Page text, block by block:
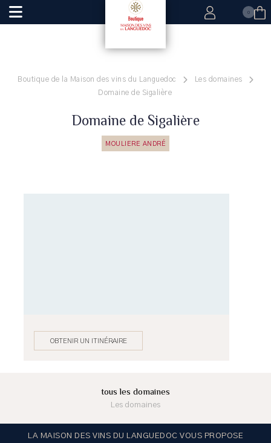
0
Boutique de la Maison des vins du Languedoc
Les domaines
Domaine de Sigalière
Domaine de Sigalière
MOULIERE ANDRÉ
OBTENIR UN ITINÉRAIRE
tous les domaines
Les domaines
LA MAISON DES VINS DU LANGUEDOC VOUS PROPOSE